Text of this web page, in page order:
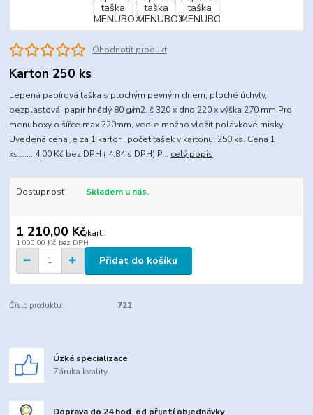
Ohodnotit produkt
Karton 250 ks
Lepená papírová taška s plochým pevným dnem, ploché úchyty,
bezplastová, papír hnědý 80 g/m2. š 320 x dno 220 x výška 270 mm Pro
menuboxy o šířce max 220mm, vedle možno vložit polávkové misky
Uvedená cena je za 1 karton, počet tašek v kartonu: 250 ks. Cena 1
ks........4,00 Kč bez DPH ( 4,84 s DPH) P... celý popis
Dostupnost Skladem u nás.
1 210,00 Kč/kart.
1 000,00 Kč bez DPH
Přidat do košíku
Číslo produktu: 722
Úzká specializace
Záruka kvality
Doprava do 24 hod. od přijetí objednávky